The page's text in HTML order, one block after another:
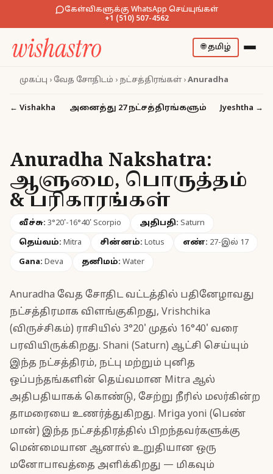
கேள்விகளுக்கு WhatsApp செய்யுங்கள்
+1 (510) 507-4562
🌐தமிழ்
முகப்பு › வேத சோதிடம் › நட்சத்திரங்கள்›Anuradha
← Vishakha அனைத்து 27 நட்சத்திரங்களும் Jyeshtha →
Anuradha Nakshatra:
ஆளுமை, பொருத்தம்
& பரிகாரங்கள்
வீச்சு: 3°20'-16°40' Scorpio அதிபதி: Saturn
தெய்வம்: Mitra சின்னம்: Lotus எண்: 27-இல் 17
Gana: Deva தனிமம்: Water
Anuradha வேத சோதிட வட்டத்தில் பதினேழாவது
நட்சத்திரமாக விளங்குகிறது, Vrishchika
(விருச்சிகம்) ராசியில் 3°20' முதல் 16°40' வரை
பரவியிருக்கிறது. Shani (Saturn) ஆட்சி செய்யும்
இந்த நட்சத்திரம், நட்பு மற்றும் புனித
ஒப்பந்தங்களின் தெய்வமான Mitra ஆல்
அதிபதியாகக் கொண்டு, சேற்று நீரில் மலர்கின்ற
தாமரையை உணர்த்துகிறது. Mriga yoni (பெண்
மான்) இந்த நட்சத்திரத்தில் பிறந்தவர்களுக்கு
மென்மையான ஆனால் உறுதியான ஒரு
மனோபாவத்தை அளிக்கிறது — மிகவும்